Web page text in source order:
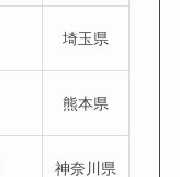
埼玉県
熊本県
神奈川県